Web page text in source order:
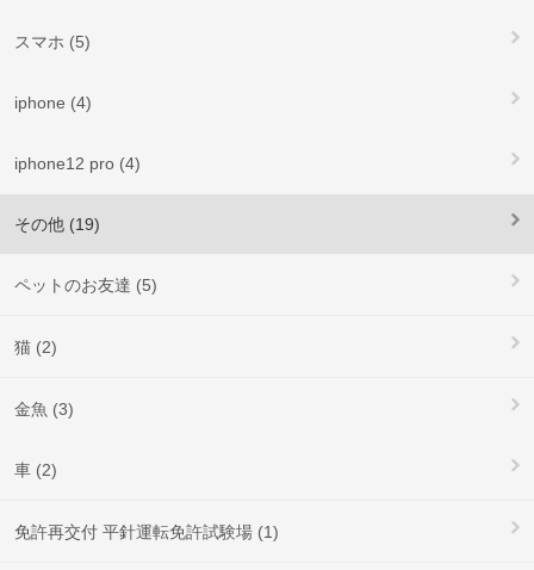
スマホ (5)
iphone (4)
iphone12 pro (4)
その他 (19)
ペットのお友達 (5)
猫 (2)
金魚 (3)
車 (2)
免許再交付 平針運転免許試験場 (1)